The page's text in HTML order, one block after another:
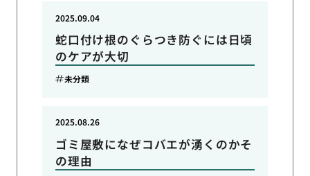
蛇口付け根のぐらつき防ぐには日頃
のケアが大切
2025.09.04
未分類
ゴミ屋敷になぜコバエが湧くのかそ
の理由
2025.08.26